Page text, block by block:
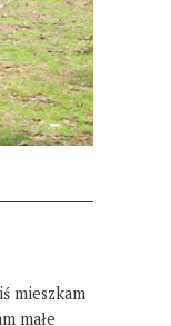
mieszkam
małe